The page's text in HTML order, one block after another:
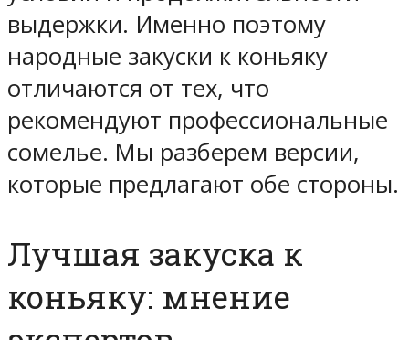
выдержки. Именно поэтому
народные закуски к коньяку
отличаются от тех, что
рекомендуют профессиональные
сомелье. Мы разберем версии,
которые предлагают обе стороны.
Лучшая закуска к
коньяку: мнение